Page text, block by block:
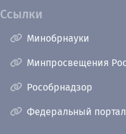
Ссылки
Минобрнауки
Минпросвещения
Рособрнадзор
Федеральный